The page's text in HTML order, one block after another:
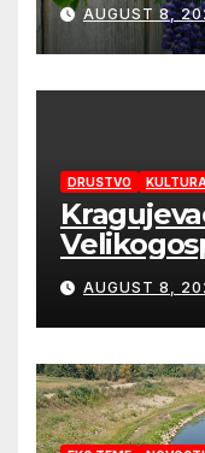
AUGUST 8,
DRUSTVO KULTURA
koje
AUGUST 8,